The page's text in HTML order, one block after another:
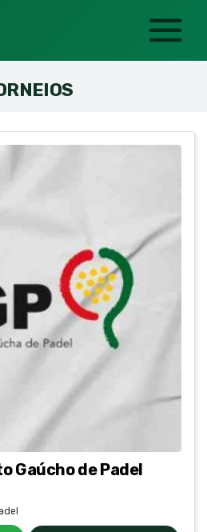
Gaúcho de Padel